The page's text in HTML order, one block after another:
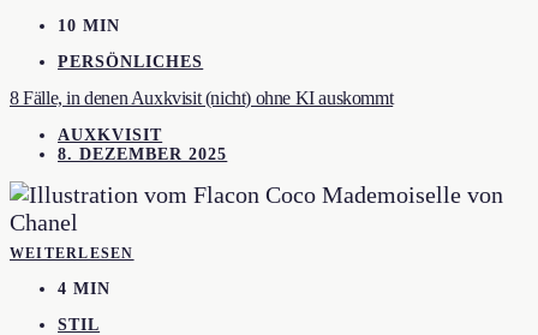
10 MIN
PERSÖNLICHES
8 Fälle, in denen Auxkvisit (nicht) ohne KI auskommt
AUXKVISIT
8. DEZEMBER 2025
WEITERLESEN
4 MIN
STIL